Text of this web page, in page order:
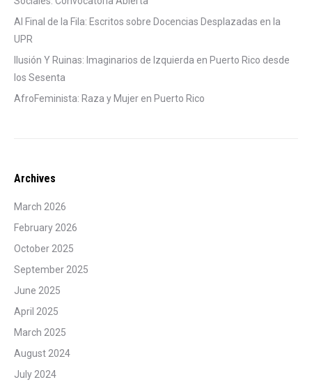
Al Final de la Fila: Escritos sobre Docencias Desplazadas en la
UPR
Ilusión Y Ruinas: Imaginarios de Izquierda en Puerto Rico desde
los Sesenta
AfroFeminista: Raza y Mujer en Puerto Rico
Archives
March 2026
February 2026
October 2025
September 2025
June 2025
April 2025
March 2025
August 2024
July 2024